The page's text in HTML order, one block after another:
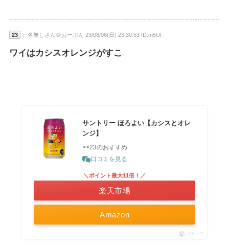
23 ： 名無しさん＠おーぷん 23/08/06(日) 23:30:53 ID:m5Ul
ワイはカシスオレンジがすこ
サントリー ほろよい【カシスとオレ
ンジ】
>>23のおすすめ
口コミを見る
Amazon
＼ポイント最大11倍！／
楽天市場
ポチップ